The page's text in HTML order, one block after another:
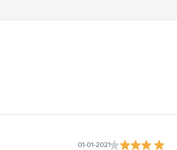
01-01-2021